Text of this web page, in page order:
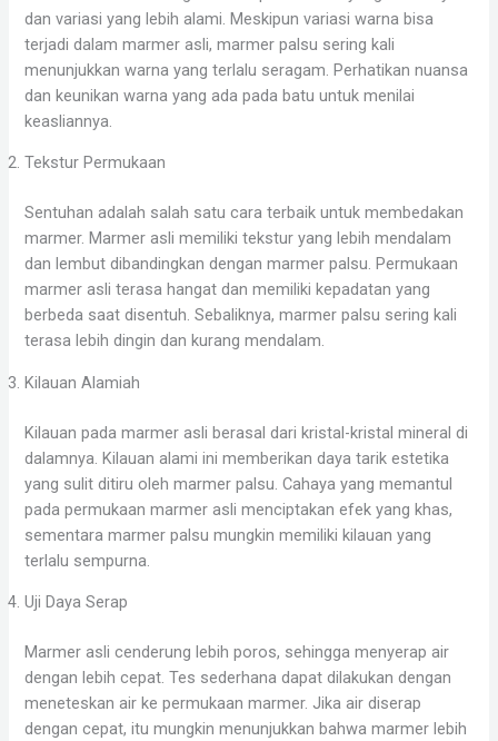
dan variasi yang lebih alami. Meskipun variasi warna bisa
terjadi dalam marmer asli, marmer palsu sering kali
menunjukkan warna yang terlalu seragam. Perhatikan nuansa
dan keunikan warna yang ada pada batu untuk menilai
keasliannya.
Tekstur Permukaan
Sentuhan adalah salah satu cara terbaik untuk membedakan
marmer. Marmer asli memiliki tekstur yang lebih mendalam
dan lembut dibandingkan dengan marmer palsu. Permukaan
marmer asli terasa hangat dan memiliki kepadatan yang
berbeda saat disentuh. Sebaliknya, marmer palsu sering kali
terasa lebih dingin dan kurang mendalam.
Kilauan Alamiah
Kilauan pada marmer asli berasal dari kristal-kristal mineral di
dalamnya. Kilauan alami ini memberikan daya tarik estetika
yang sulit ditiru oleh marmer palsu. Cahaya yang memantul
pada permukaan marmer asli menciptakan efek yang khas,
sementara marmer palsu mungkin memiliki kilauan yang
terlalu sempurna.
Uji Daya Serap
Marmer asli cenderung lebih poros, sehingga menyerap air
dengan lebih cepat. Tes sederhana dapat dilakukan dengan
meneteskan air ke permukaan marmer. Jika air diserap
dengan cepat, itu mungkin menunjukkan bahwa marmer lebih